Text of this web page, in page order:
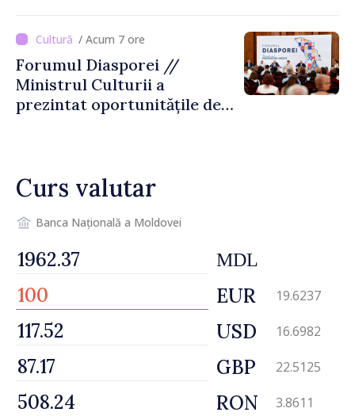
riscă amenzi de zeci de mii
de lei de lei/ Acum 7 ore
Forumul Diasporei //
Ministrul Culturii a
prezintat oportunitățile de
Curs valutar
Banca Națională a Moldovei
MDL
EUR 19.6237
USD 16.6982
GBP 22.5125
RON 3.8611